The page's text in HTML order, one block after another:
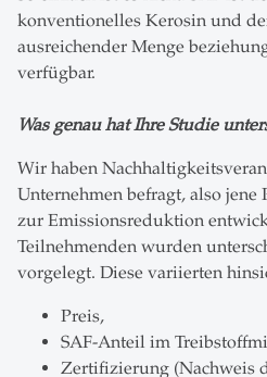
konventionelles Kerosin und
ausreichender Menge
verfügbar.
Was genau hat Ihre Studie
Wir haben
Unternehmen befragt, also jene
zur Emissionsreduktion
Teilnehmenden wurden
vorgelegt. Diese variierten
Preis,
SAF-Anteil im
Zertifizierung (Nachweis